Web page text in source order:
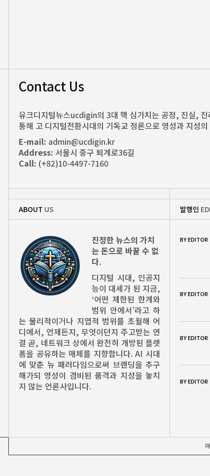
Contact Us
유크디지털뉴스ucdigin의 3대 핵 심가치는 공정, 진실,
통해 고 디지털전환시대의 기독교 정론으로 영성과 지성
E-mail: admin@ucdigin.kr
Address: 서울시 중구 퇴계로36길
Call: (+82)10-4497-7160
ABOUT US
진정한 뉴스의 가치
는 돈으로 바꿀 수 없
다.
디지털 시대, 인공지
능이 대세가 된 지금,
‘어떤 제한된 한계와
범위 안에서’라고 하
는 물리적이거나 지엽적 범위를 초월해 어
디에서, 언제든지, 무엇이던지 주고받는 연
결 곧, 네트워크 상에서 완전히 개방된 플랫
폼을 공유하는 매체를 지향합니다. AI 시대
에 맞춘 뉴 패러다임으로써 브랜딩을 추구
해가되 영성이 겸비된 품격과 지성을 놓치
지 않는 언론사입니다.
발행인
BY EDITOR
BY EDITOR
BY EDITOR
BY EDITOR